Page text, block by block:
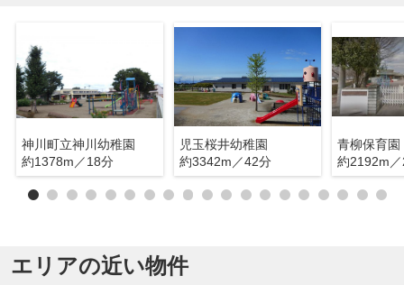
神川町立神川幼稚園
約1378m／18分
児玉桜井幼稚園
約3342m／42分
青柳保育園
約2192m
エリアの近い物件